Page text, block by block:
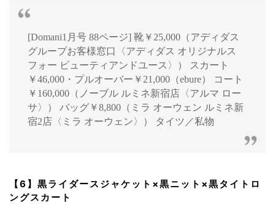
[Domani1月号 88ページ] 靴￥25,000（アディダス
グループお客様窓口〈アディダス オリジナルス
フォー ビューティアンドユース〉） スカート
￥46,000・プルオーバー￥21,000（ebure） コート
￥160,000（ノーブル ルミネ新宿店〈アルマ ロー
サ〉） バッグ￥8,800（ミラ オーウェン ルミネ新
宿2店〈ミラ オーウェン〉） タイツ／私物
【6】黒ライダースジャケット×黒ニット×黒タイトロ
ングスカート